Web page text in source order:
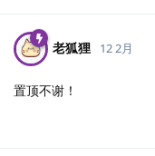
老狐狸 12 2月
置顶不谢！